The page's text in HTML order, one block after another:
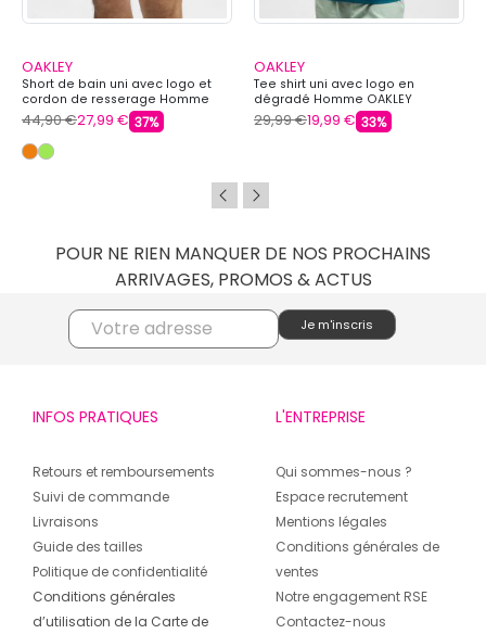
OAKLEY
Short de bain uni avec logo et
cordon de resserage Homme
OAKLEY
44,90 €27,99 € 37%
OAKLEY
Tee shirt uni avec logo en
dégradé Homme OAKLEY
29,99 €19,99 € 33%
POUR NE RIEN MANQUER DE NOS PROCHAINS
ARRIVAGES, PROMOS & ACTUS
INFOS PRATIQUES
Retours et remboursements
Suivi de commande
Livraisons
Guide des tailles
Politique de confidentialité
Conditions générales
d’utilisation de la Carte de
L'ENTREPRISE
Qui sommes-nous ?
Espace recrutement
Mentions légales
Conditions générales de
ventes
Notre engagement RSE
Contactez-nous